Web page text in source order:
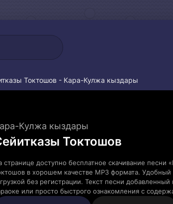
Токтошов - Кара-Кулжа кыздары
Кулжа кыздары
Токтошов
странице доступно бесплатное скачивание
в хорошем качестве MP3 формата.
без регистрации. Текст песни
или просто быстрого ознакомления с